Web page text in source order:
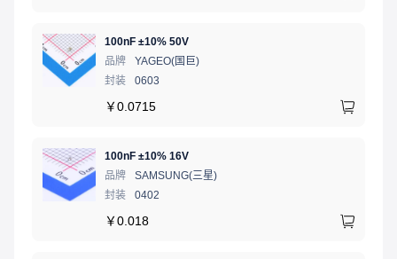
100nF ±10% 50V
品牌
YAGEO(国巨)
封装
0603
￥0.0715
100nF ±10% 16V
品牌
SAMSUNG(三星)
封装
0402
￥0.018